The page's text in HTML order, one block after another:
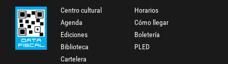
Centro cultural
Agenda
Ediciones
Biblioteca
Cartelera
Horarios
Cómo llegar
Boletería
PLED